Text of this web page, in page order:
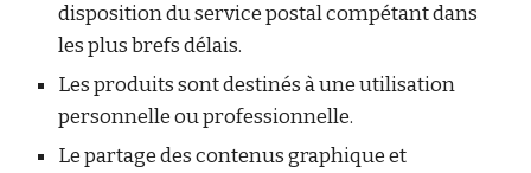
disposition du service postal compétant dans
les plus brefs délais.
Les produits sont destinés à une utilisation
personnelle ou professionnelle.
Le partage des contenus graphique et